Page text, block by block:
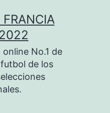
No.1 de
de los